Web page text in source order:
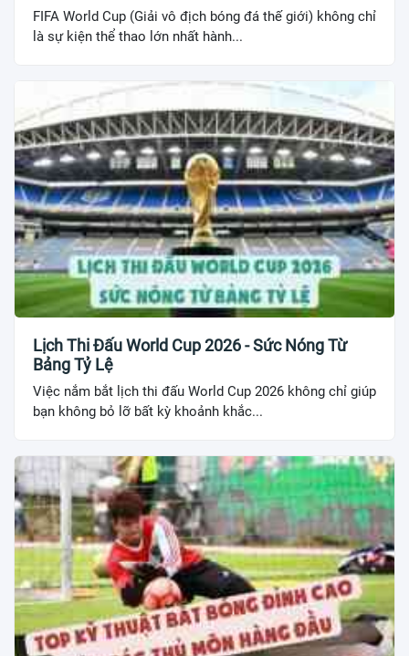
FIFA World Cup (Giải vô địch bóng đá thế giới) không chỉ
là sự kiện thể thao lớn nhất hành...
Lịch Thi Đấu World Cup 2026 - Sức Nóng Từ
Bảng Tỷ Lệ
Việc nắm bắt lịch thi đấu World Cup 2026 không chỉ giúp
bạn không bỏ lỡ bất kỳ khoảnh khắc...